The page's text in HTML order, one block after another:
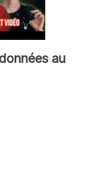
au